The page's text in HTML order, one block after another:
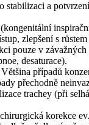
stabilizaci a
zlepšení s
pouze v závažných
desaturace).
případů
přechodně
trachey (při
korekce